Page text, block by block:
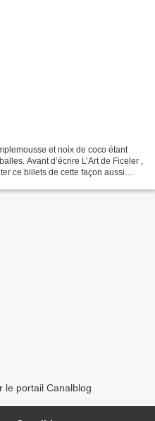
et noix de coco étant
Avant d’écrire L’Art de Ficeler ,
ce billets de cette façon aussi
le portail Canalblog